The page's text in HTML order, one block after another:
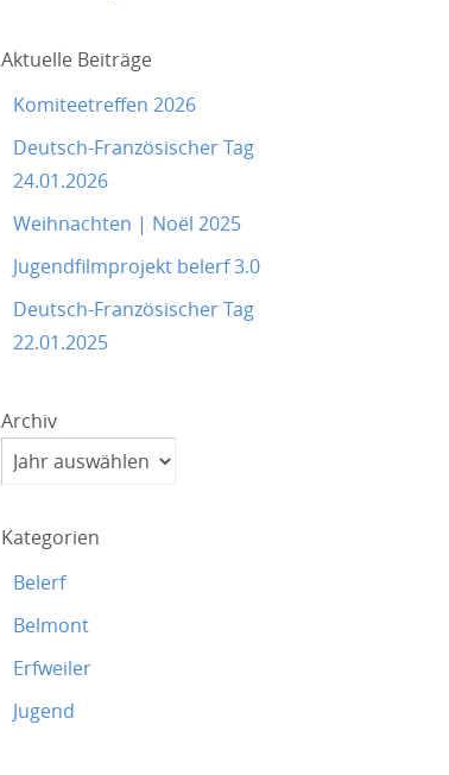
Aktuelle Beiträge
Komiteetreffen 2026
Deutsch-Französischer Tag
24.01.2026
Weihnachten | Noël 2025
Jugendfilmprojekt belerf 3.0
Deutsch-Französischer Tag
22.01.2025
Archiv
Kategorien
Belerf
Belmont
Erfweiler
Jugend